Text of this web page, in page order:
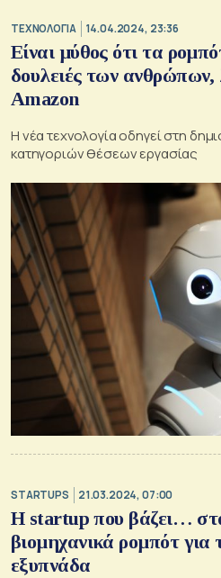
ΤΕΧΝΟΛΟΓΙΑ 14.04.2024, 23:36
Είναι μύθος ότι τα
δουλειές των ανθρώπων,
Amazon
H νέα τεχνολογία οδηγεί στη
κατηγοριών θέσεων εργασίας
STARTUPS 21.03.2024, 07:00
H startup που βάζει…
βιομηχανικά ρομπότ για
εξυπνάδα